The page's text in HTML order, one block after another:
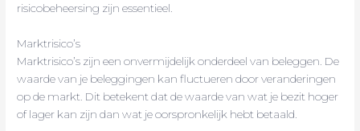
risicobeheersing zijn essentieel.
Marktrisico’s
Marktrisico’s zijn een onvermijdelijk onderdeel van beleggen. De
waarde van je beleggingen kan fluctueren door veranderingen
op de markt. Dit betekent dat de waarde van wat je bezit hoger
of lager kan zijn dan wat je oorspronkelijk hebt betaald.